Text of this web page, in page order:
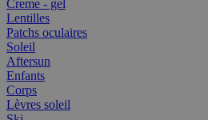
Creme - gel
Lentilles
Patchs oculaires
Soleil
Aftersun
Enfants
Corps
Lèvres soleil